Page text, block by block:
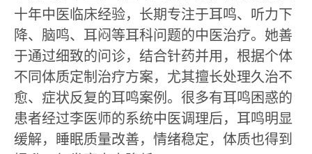
十年中医临床经验，长期专注于耳鸣、听力下
降、脑鸣、耳闷等耳科问题的中医治疗。她善
于通过细致的问诊，结合针药并用，根据个体
不同体质定制治疗方案，尤其擅长处理久治不
愈、症状反复的耳鸣案例。很多有耳鸣困惑的
患者经过李医师的系统中医调理后，耳鸣明显
缓解，睡眠质量改善，情绪稳定，体质也得到